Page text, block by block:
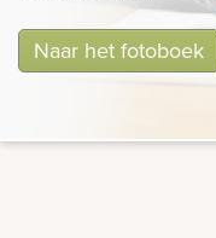
Naar het fotoboek